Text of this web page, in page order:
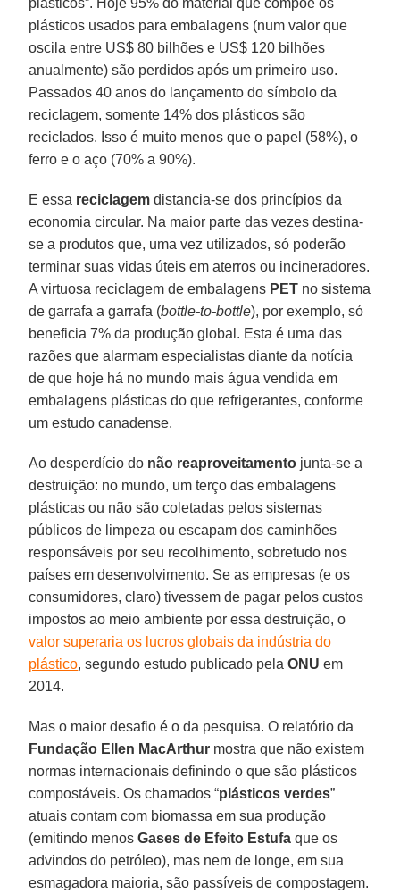
plásticos usados para embalagens (num valor que
oscila entre US$ 80 bilhões e US$ 120 bilhões
anualmente) são perdidos após um primeiro uso.
Passados 40 anos do lançamento do símbolo da
reciclagem, somente 14% dos plásticos são
reciclados. Isso é muito menos que o papel (58%), o
ferro e o aço (70% a 90%).
E essa reciclagem distancia-se dos princípios da
economia circular. Na maior parte das vezes destina-
se a produtos que, uma vez utilizados, só poderão
terminar suas vidas úteis em aterros ou incineradores.
A virtuosa reciclagem de embalagens PET no sistema
de garrafa a garrafa (bottle-to-bottle), por exemplo, só
beneficia 7% da produção global. Esta é uma das
razões que alarmam especialistas diante da notícia
de que hoje há no mundo mais água vendida em
embalagens plásticas do que refrigerantes, conforme
um estudo canadense.
Ao desperdício do não reaproveitamento junta-se a
destruição: no mundo, um terço das embalagens
plásticas ou não são coletadas pelos sistemas
públicos de limpeza ou escapam dos caminhões
responsáveis por seu recolhimento, sobretudo nos
países em desenvolvimento. Se as empresas (e os
consumidores, claro) tivessem de pagar pelos custos
impostos ao meio ambiente por essa destruição, o
valor superaria os lucros globais da indústria do
plástico, segundo estudo publicado pelaONU em
2014.
Mas o maior desafio é o da pesquisa. O relatório da
Fundação Ellen MacArthur mostra que não existem
normas internacionais definindo o que são plásticos
compostáveis. Os chamados “plásticos verdes”
atuais contam com biomassa em sua produção
(emitindo menosGases de Efeito Estufa que os
advindos do petróleo), mas nem de longe, em sua
esmagadora maioria, são passíveis de compostagem.